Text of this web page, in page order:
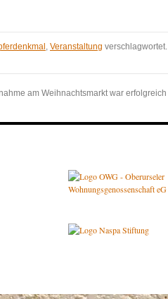
, Veranstaltung verschlagwortet.
am Weihnachtsmarkt war erfolgreich